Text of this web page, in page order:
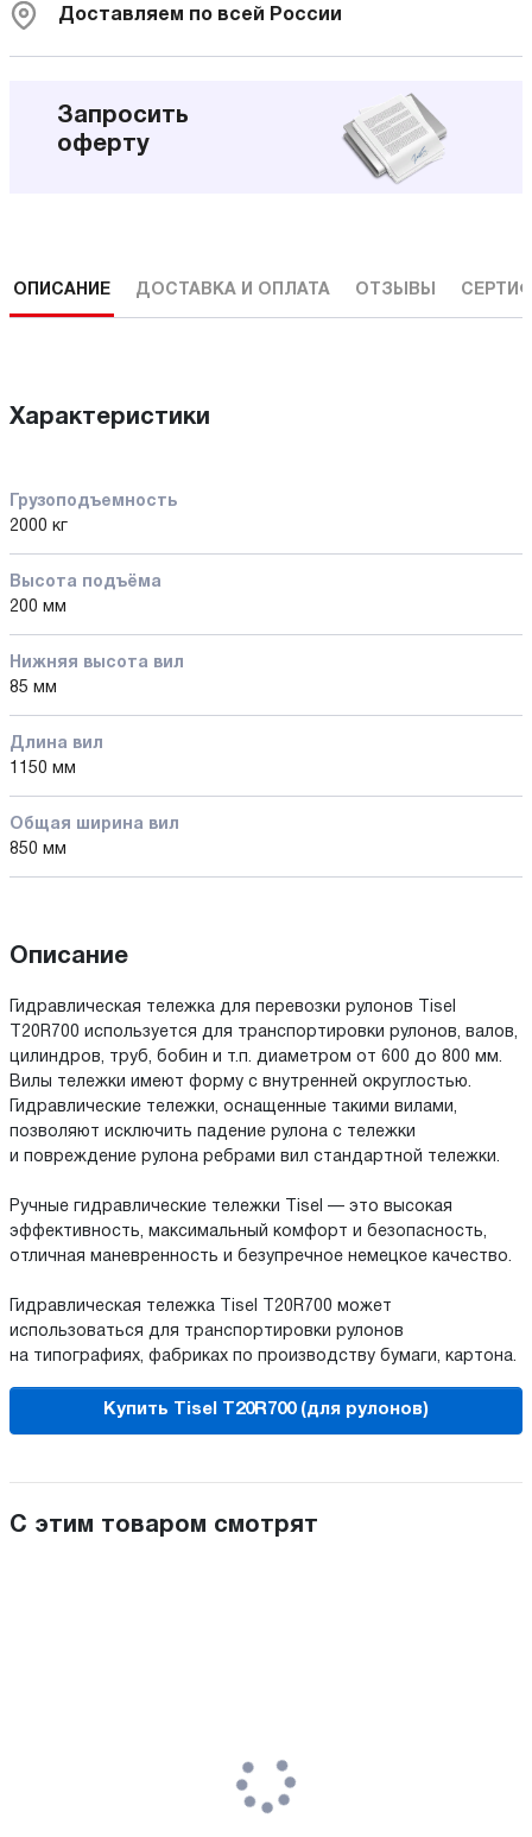
Доставляем по всей России
Запросить
оферту
ОПИСАНИЕ ДОСТАВКА И ОПЛАТА ОТЗЫВЫ
Характеристики
Грузоподъемность
2000 кг
Высота подъёма
200 мм
Нижняя высота вил
85 мм
Длина вил
1150 мм
Общая ширина вил
850 мм
Описание
Гидравлическая тележка для перевозки рулонов Tisel
T20R700 используется для транспортировки рулонов, валов,
цилиндров, труб, бобин и т.п. диаметром от 600 до 800 мм.
Вилы тележки имеют форму с внутренней округлостью.
Гидравлические тележки, оснащенные такими вилами,
позволяют исключить падение рулона с тележки
и повреждение рулона ребрами вил стандартной тележки.
Ручные гидравлические тележки Tisel — это высокая
эффективность, максимальный комфорт и безопасность,
отличная маневренность и безупречное немецкое качество.
Гидравлическая тележка Tisel T20R700 может
использоваться для транспортировки рулонов
на типографиях, фабриках по производству бумаги, картона.
Купить Tisel T20R700 (для рулонов)
С этим товаром смотрят